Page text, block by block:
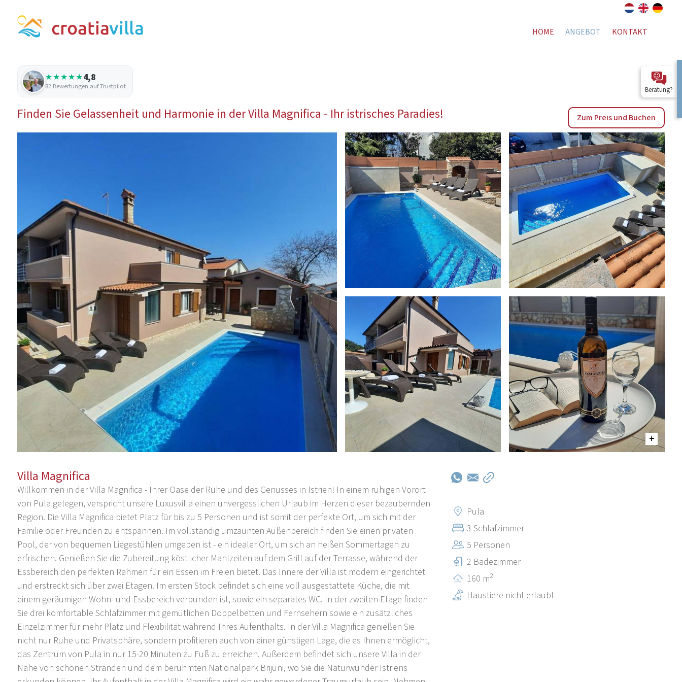
HOME ANGEBOT KONTAKT
★★★★★4,8
82 Bewertungen auf Trustpilot
Finden Sie Gelassenheit und Harmonie in der Villa Magnifica - Ihr istrisches Paradies! Zum Preis und Buchen
Villa Magnifica
Willkommen in der Villa Magnifica - Ihrer Oase der Ruhe und des Genusses in Istrien! In einem ruhigen Vorort
von Pula gelegen, verspricht unsere Luxusvilla einen unvergesslichen Urlaub im Herzen dieser bezaubernden
Region. Die Villa Magnifica bietet Platz für bis zu 5 Personen und ist somit der perfekte Ort, um sich mit der
Familie oder Freunden zu entspannen. Im vollständig umzäunten Außenbereich finden Sie einen privaten
Pool, der von bequemen Liegestühlen umgeben ist - ein idealer Ort, um sich an heißen Sommertagen zu
erfrischen. Genießen Sie die Zubereitung köstlicher Mahlzeiten auf dem Grill auf der Terrasse, während der
Essbereich den perfekten Rahmen für ein Essen im Freien bietet. Das Innere der Villa ist modern eingerichtet
und erstreckt sich über zwei Etagen. Im ersten Stock befindet sich eine voll ausgestattete Küche, die mit
einem geräumigen Wohn- und Essbereich verbunden ist, sowie ein separates WC. In der zweiten Etage finden
Sie drei komfortable Schlafzimmer mit gemütlichen Doppelbetten und Fernsehern sowie ein zusätzliches
Einzelzimmer für mehr Platz und Flexibilität während Ihres Aufenthalts. In der Villa Magnifica genießen Sie
nicht nur Ruhe und Privatsphäre, sondern profitieren auch von einer günstigen Lage, die es Ihnen ermöglicht,
das Zentrum von Pula in nur 15-20 Minuten zu Fuß zu erreichen. Außerdem befindet sich unsere Villa in der
Nähe von schönen Stränden und dem berühmten Nationalpark Brijuni, wo Sie die Naturwunder Istriens
Pula
3 Schlafzimmer
5 Personen
2 Badezimmer
160 m2
Haustiere nicht erlaubt
Beratung?